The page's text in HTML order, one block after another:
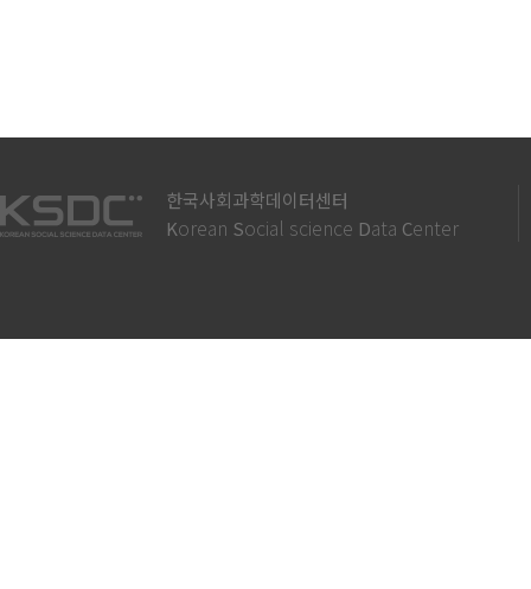
한국사회과학데이터센터
Korean Social science Data Center